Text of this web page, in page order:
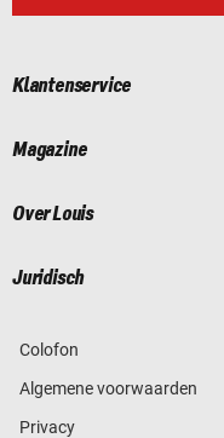
Klantenservice
Magazine
Over Louis
Juridisch
Colofon
Algemene voorwaarden
Privacy